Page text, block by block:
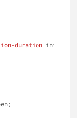
duration infinite